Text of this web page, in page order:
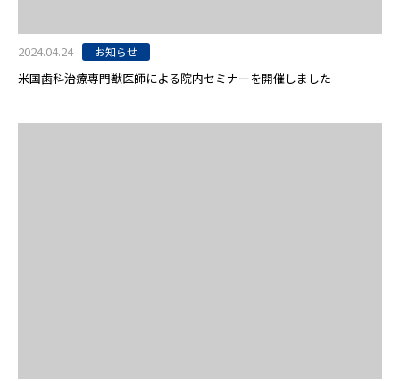
2024.04.24 お知らせ
米国歯科治療専門獣医師による院内セミナーを開催しました